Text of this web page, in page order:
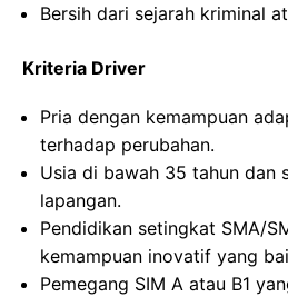
Bersih dari sejarah kriminal
Kriteria Driver
Pria dengan kemampuan
terhadap perubahan.
Usia di bawah 35 tahun dan
lapangan.
Pendidikan setingkat SMA/
kemampuan inovatif yang
Pemegang SIM A atau B1